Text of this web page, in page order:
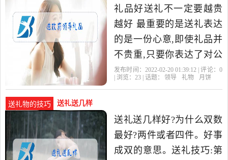
礼品好送礼不一定要越贵
越好 最重要的是送礼表达
的是一份心意,即使礼品并
不贵重,只要你表达了对公
司和对领导个人的真挚关
发布时间：2022-02-20 01:39:12 | 评论： 0
| 浏览： 23 | 话题： 领导 礼物 月饼
送礼物的技巧 送礼送几样
送礼送几样好?为什么双数
最好?两件或者四件。好事
成双的意思。送礼技巧:第